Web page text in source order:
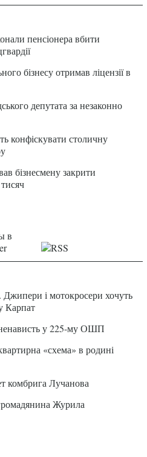
пенсіонера вбити
бізнесу отримав ліцензії в
депутата за незаконно
конфіскувати столичну
бізнесмену закрити
Джипери і мотокросери хочуть
Карпат
у 225-му ОШП
«схема» в родині
комбрига Лучанова
Журила